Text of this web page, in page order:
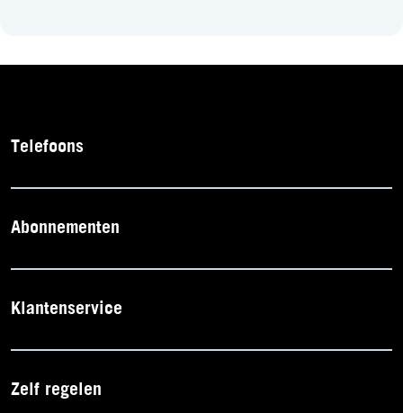
Telefoons
Abonnementen
Klantenservice
Zelf regelen